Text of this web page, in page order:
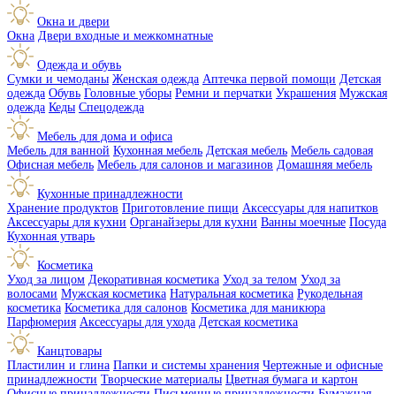
Окна и двери
Окна Двери входные и межкомнатные
Одежда и обувь
Сумки и чемоданы Женская одежда Аптечка первой помощи Детская
одежда Обувь Головные уборы Ремни и перчатки Украшения Мужская
одежда Кеды Спецодежда
Мебель для дома и офиса
Мебель для ванной Кухонная мебель Детская мебель Мебель садовая
Офисная мебель Мебель для салонов и магазинов Домашняя мебель
Кухонные принадлежности
Хранение продуктов Приготовление пищи Аксессуары для напитков
Аксессуары для кухни Органайзеры для кухни Ванны моечные Посуда
Кухонная утварь
Косметика
Уход за лицом Декоративная косметика Уход за телом Уход за
волосами Мужская косметика Натуральная косметика Рукодельная
косметика Косметика для салонов Косметика для маникюра
Парфюмерия Аксессуары для ухода Детская косметика
Канцтовары
Пластилин и глина Папки и системы хранения Чертежные и офисные
принадлежности Творческие материалы Цветная бумага и картон